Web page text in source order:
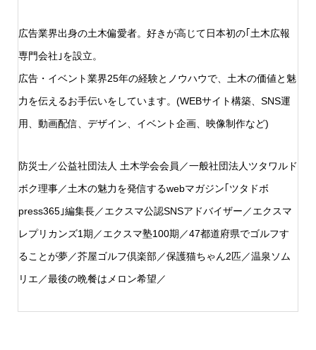
広告業界出身の土木偏愛者。好きが高じて日本初の｢土木広報
専門会社｣を設立。
広告・イベント業界25年の経験とノウハウで、土木の価値と魅
力を伝えるお手伝いをしています。(WEBサイト構築、SNS運
用、動画配信、デザイン、イベント企画、映像制作など)
防災士／公益社団法人 土木学会会員／一般社団法人ツタワルド
ボク理事／土木の魅力を発信するwebマガジン｢ツタドボ
press365｣編集長／エクスマ公認SNSアドバイザー／エクスマ
レプリカンズ1期／エクスマ塾100期／47都道府県でゴルフす
ることが夢／芥屋ゴルフ倶楽部／保護猫ちゃん2匹／温泉ソム
リエ／最後の晩餐はメロン希望／